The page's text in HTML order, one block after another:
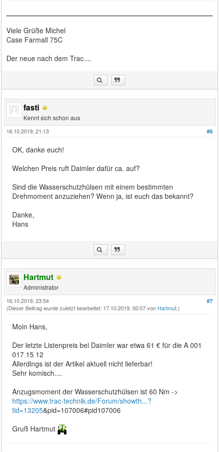
Viele Grüße Michel
Case Farmall 75C
Der neue nach dem Trac....
fasti
Kennt sich schon aus
#6
16.10.2019, 21:13
OK, danke euch!
Welchen Preis ruft Daimler dafür ca. auf?
Sind die Wasserschutzhülsen mit einem bestimmten
Drehmoment anzuziehen? Wenn ja, ist euch das bekannt?
Danke,
Hans
Hartmut
Administrator
#7
16.10.2019, 23:54
(Dieser Beitrag wurde zuletzt bearbeitet: 17.10.2019, 00:07 von Hartmut.)
Moin Hans,
Der letzte Listenpreis bei Daimler war etwa 61 € für die A 001
017 15 12
Allerdings ist der Artikel aktuell nicht lieferbar!
Sehr komisch....
Anzugsmoment der Wasserschutzhülsen ist 60 Nm ->
https://www.trac-technik.de/Forum/showth...?
tid=13205&pid=107006#pid107006
Gruß Hartmut